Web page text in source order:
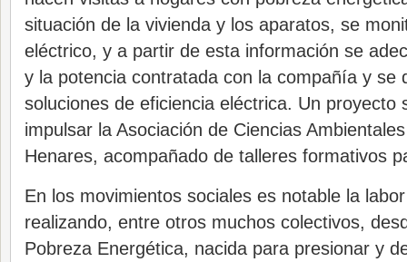
situación de la vivienda y los aparatos, se
eléctrico, y a partir de esta información se
y la potencia contratada con la compañía y se
soluciones de eficiencia eléctrica. Un proyecto
impulsar la Asociación de Ciencias
Henares, acompañado de talleres formativos
En los movimientos sociales es notable la
realizando, entre otros muchos colectivos,
Pobreza Energética, nacida para presionar y